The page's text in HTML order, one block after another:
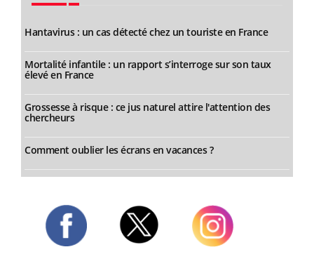
Hantavirus : un cas détecté chez un touriste en France
Mortalité infantile : un rapport s’interroge sur son taux
élevé en France
Grossesse à risque : ce jus naturel attire l'attention des
chercheurs
Comment oublier les écrans en vacances ?